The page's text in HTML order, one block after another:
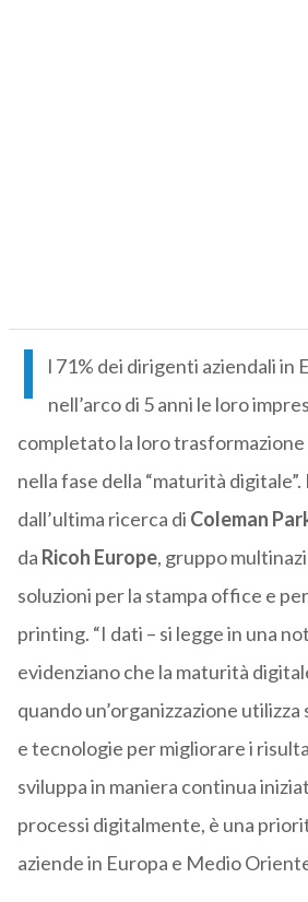
I
l 71% dei dirigenti aziendali in
nell’arco di 5 anni le loro
completato la loro
nella fase della “maturità digitale”.
dall’ultima ricerca di Coleman
da Ricoh Europe, gruppo
soluzioni per la stampa office e
printing. “I dati – si legge in una
evidenziano che la maturità
quando un’organizzazione
e tecnologie per migliorare i
sviluppa in maniera continua
processi digitalmente, è una
aziende in Europa e Medio